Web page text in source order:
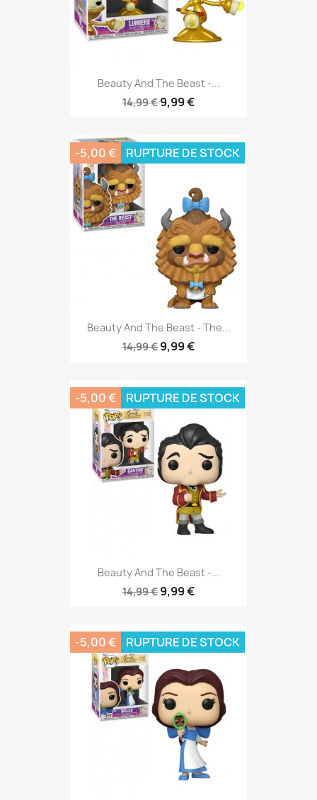
Beauty And The Beast -...
14,99 € 9,99 €
Beauty And The Beast - The...
14,99 € 9,99 €
-5,00 € RUPTURE DE STOCK
Beauty And The Beast -...
14,99 € 9,99 €
-5,00 € RUPTURE DE STOCK
-5,00 € RUPTURE DE STOCK